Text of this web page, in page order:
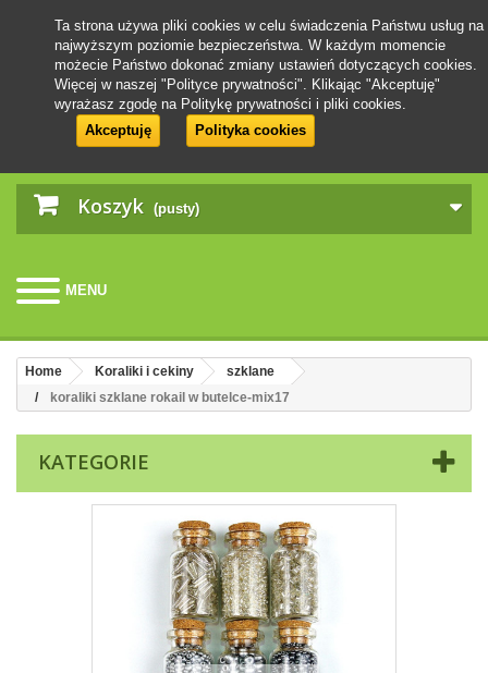
Koszyk (pusty)
MENU
Ta strona używa pliki cookies w celu świadczenia Państwu usług na
najwyższym poziomie bezpieczeństwa. W każdym momencie
możecie Państwo dokonać zmiany ustawień dotyczących cookies.
Więcej w naszej "Polityce prywatności". Klikając "Akceptuję"
wyrażasz zgodę na Politykę prywatności i pliki cookies.
Akceptuję
Polityka cookies
Home Koraliki i cekiny
szklane
koraliki szklane rokail w butelce-mix17
KATEGORIE